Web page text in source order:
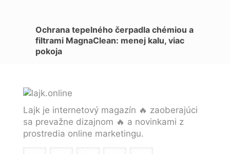
Ochrana tepelného čerpadla chémiou a
filtrami MagnaClean: menej kalu, viac
pokoja
Lajk je internetový magazín 🔥 zaoberajúci
sa prevažne dizajnom 🔥 a novinkami z
prostredia online marketingu.